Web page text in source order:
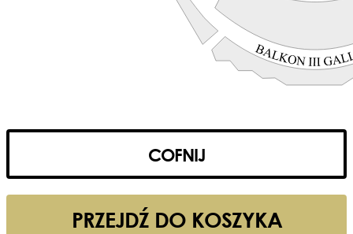
COFNIJ
PRZEJDŹ DO KOSZYKA